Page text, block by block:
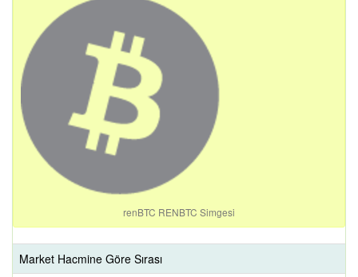
renBTC RENBTC Simgesi
Market Hacmine Göre Sırası